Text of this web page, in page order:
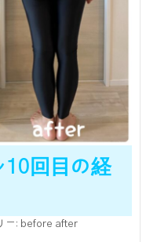
10回目の経
ー: before after